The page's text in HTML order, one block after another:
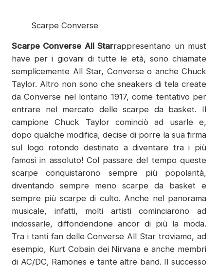
Scarpe Converse
Scarpe Converse All Starrappresentano un must
have per i giovani di tutte le età, sono chiamate
semplicemente All Star, Converse o anche Chuck
Taylor. Altro non sono che sneakers di tela create
da Converse nel lontano 1917, come tentativo per
entrare nel mercato delle scarpe da basket. Il
campione Chuck Taylor cominciò ad usarle e,
dopo qualche modifica, decise di porre la sua firma
sul logo rotondo destinato a diventare tra i più
famosi in assoluto! Col passare del tempo queste
scarpe conquistarono sempre più popolarità,
diventando sempre meno scarpe da basket e
sempre più scarpe di culto. Anche nel panorama
musicale, infatti, molti artisti cominciarono ad
indossarle, diffondendone ancor di più la moda.
Tra i tanti fan delle Converse All Star troviamo, ad
esempio, Kurt Cobain dei Nirvana e anche membri
di AC/DC, Ramones e tante altre band. Il successo